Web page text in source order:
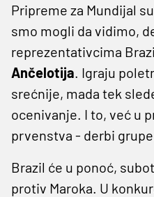
Pripreme za Mundijal
smo mogli da vidimo,
reprezentativcima
Ančelotija. Igraju
srećnije, mada tek
ocenivanje. I to, već u
prvenstva - derbi
Brazil će u ponoć,
protiv Maroka. U